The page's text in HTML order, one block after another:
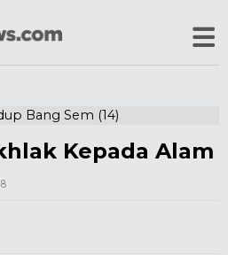
Bang Sem (14)
Kepada Alam